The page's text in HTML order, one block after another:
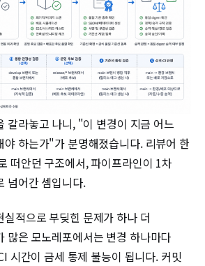
갈라놓고 나니, "이 변경이 지금 어느
야 하는가"가 분명해졌습니다. 리뷰어 한
떠안던 구조에서, 파이프라인이 1차
넘어간 셈입니다.
적으로 부딪힌 문제가 하나 더
많은 모노레포에서는 변경 하나마다
시간이 금세 통제 불능이 됩니다. 커밋